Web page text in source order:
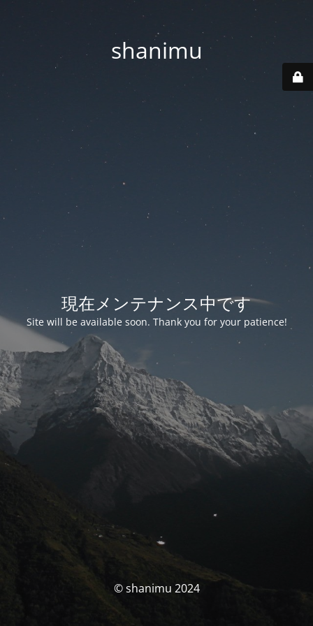
shanimu
現在メンテナンス中です
Site will be available soon. Thank you for your patience!
© shanimu 2024